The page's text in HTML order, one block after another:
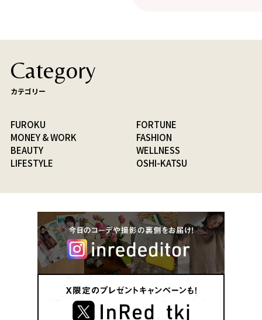
Category
カテゴリー
FUROKU
FORTUNE
MONEY & WORK
FASHION
BEAUTY
WELLNESS
LIFESTYLE
OSHI-KATSU